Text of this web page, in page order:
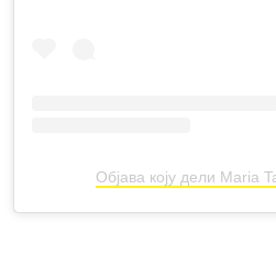
Објава коју дели Maria